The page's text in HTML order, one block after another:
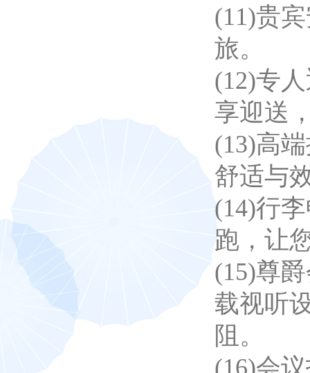
(11)贵
旅。
(12)专
享迎送
(13)高
舒适与
(14)行
跑，让
(15)尊
载视听
阻。